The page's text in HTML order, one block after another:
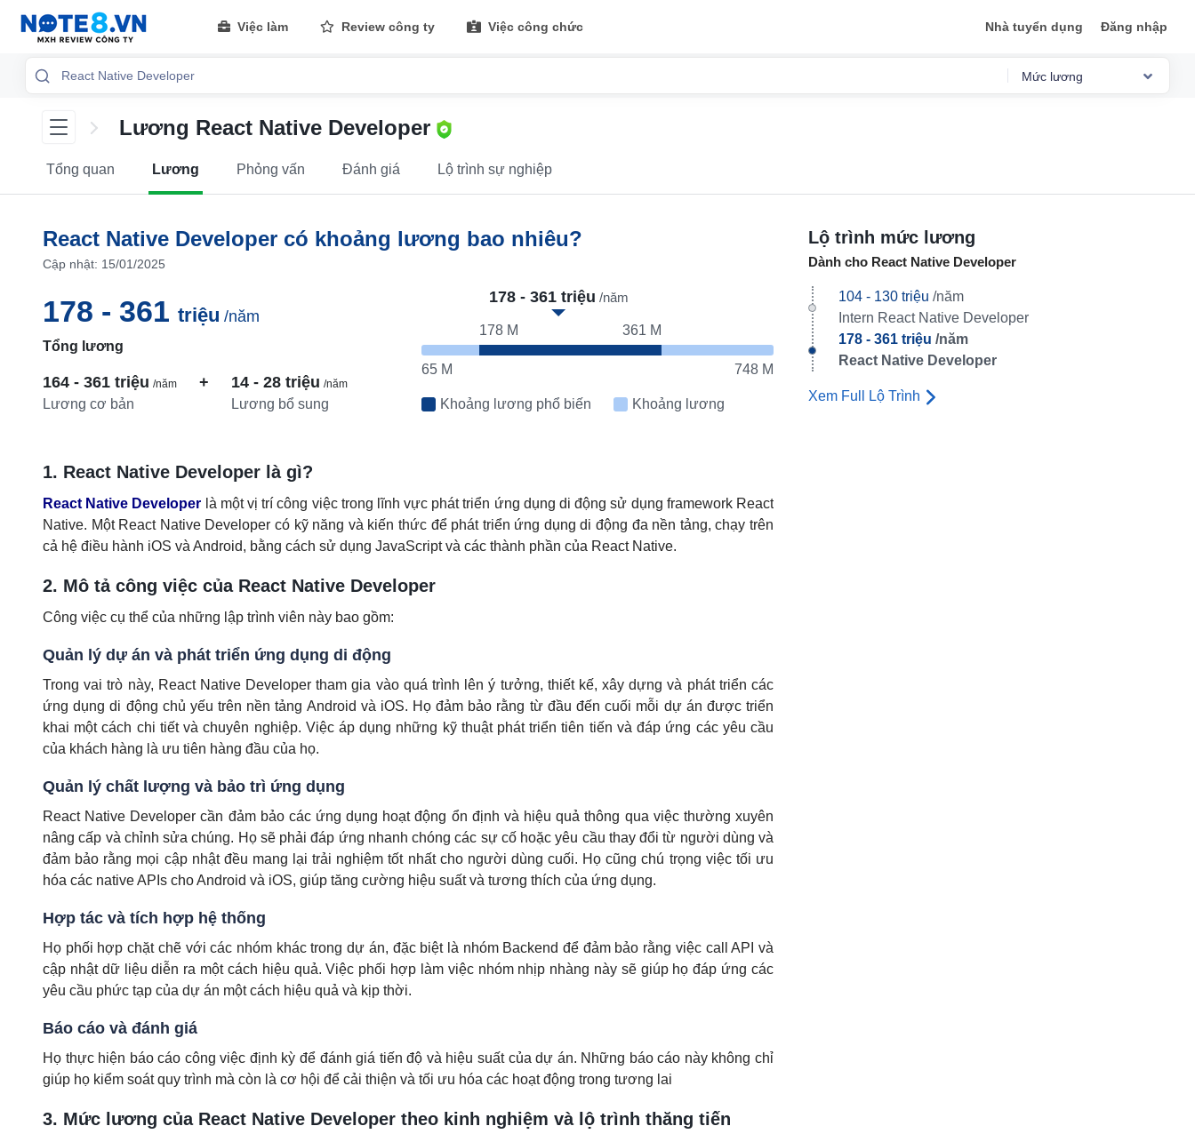
Việc làm Review công ty Việc công chức Nhà tuyển dụng Đăng nhập
Mức lương
Lương React Native Developer
Tổng quan Lương Phỏng vấn Đánh giá Lộ trình sự nghiệp
React Native Developer có khoảng lương bao nhiêu?
Cập nhật: 15/01/2025
178 - 361 triệu /năm
Tổng lương
164 - 361 triệu /năm
Lương cơ bản
+ 14 - 28 triệu /năm
Lương bổ sung
178 - 361 triệu /năm
178 M 361 M
65 M 748 M
Khoảng lương phổ biến Khoảng lương
1. React Native Developer là gì?
React Native Developer là một vị trí công việc trong lĩnh vực phát triển ứng dụng di động sử dụng framework React
Native. Một React Native Developer có kỹ năng và kiến thức để phát triển ứng dụng di động đa nền tảng, chạy trên
cả hệ điều hành iOS và Android, bằng cách sử dụng JavaScript và các thành phần của React Native.
2. Mô tả công việc của React Native Developer
Công việc cụ thể của những lập trình viên này bao gồm:
Quản lý dự án và phát triển ứng dụng di động
Trong vai trò này, React Native Developer tham gia vào quá trình lên ý tưởng, thiết kế, xây dựng và phát triển các
ứng dụng di động chủ yếu trên nền tảng Android và iOS. Họ đảm bảo rằng từ đầu đến cuối mỗi dự án được triển
khai một cách chi tiết và chuyên nghiệp. Việc áp dụng những kỹ thuật phát triển tiên tiến và đáp ứng các yêu cầu
của khách hàng là ưu tiên hàng đầu của họ.
Quản lý chất lượng và bảo trì ứng dụng
React Native Developer cần đảm bảo các ứng dụng hoạt động ổn định và hiệu quả thông qua việc thường xuyên
nâng cấp và chỉnh sửa chúng. Họ sẽ phải đáp ứng nhanh chóng các sự cố hoặc yêu cầu thay đổi từ người dùng và
đảm bảo rằng mọi cập nhật đều mang lại trải nghiệm tốt nhất cho người dùng cuối. Họ cũng chú trọng việc tối ưu
hóa các native APIs cho Android và iOS, giúp tăng cường hiệu suất và tương thích của ứng dụng.
Hợp tác và tích hợp hệ thống
Họ phối hợp chặt chẽ với các nhóm khác trong dự án, đặc biệt là nhóm Backend để đảm bảo rằng việc call API và
cập nhật dữ liệu diễn ra một cách hiệu quả. Việc phối hợp làm việc nhóm nhịp nhàng này sẽ giúp họ đáp ứng các
yêu cầu phức tạp của dự án một cách hiệu quả và kịp thời.
Báo cáo và đánh giá
Họ thực hiện báo cáo công việc định kỳ để đánh giá tiến độ và hiệu suất của dự án. Những báo cáo này không chỉ
giúp họ kiểm soát quy trình mà còn là cơ hội để cải thiện và tối ưu hóa các hoạt động trong tương lai
3. Mức lương của React Native Developer theo kinh nghiệm và lộ trình thăng tiến
Lộ trình mức lương
Dành cho React Native Developer
104 - 130 triệu /năm
Intern React Native Developer
178 - 361 triệu /năm
React Native Developer
Xem Full Lộ Trình